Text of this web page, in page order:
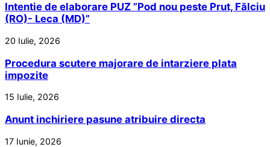
Intentie de elaborare PUZ ”Pod nou peste Prut, Fălciu
(RO)- Leca (MD)”
20 Iulie, 2026
Procedura scutere majorare de intarziere plata
impozite
15 Iulie, 2026
Anunt inchiriere pasune atribuire directa
17 Iunie, 2026